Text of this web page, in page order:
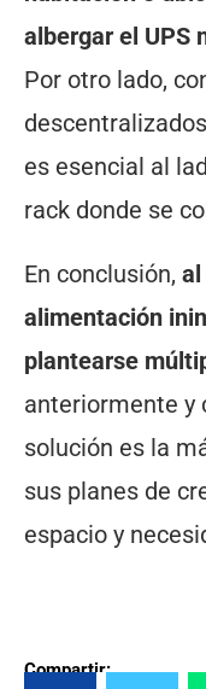
albergar el UPS
Por otro lado,
es esencial al
rack donde se
En conclusión, al
alimentación
plantearse
anteriormente y
solución es la
sus planes de
espacio y
Compartir: